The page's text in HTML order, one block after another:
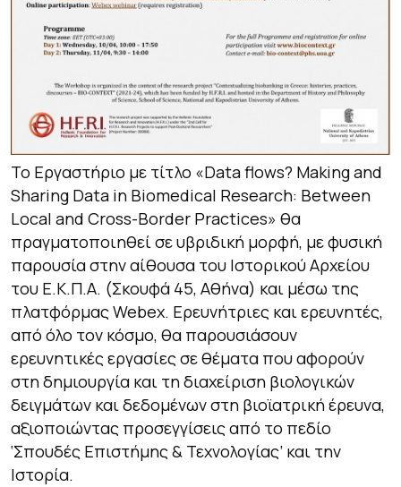
To Εργαστήριο με τίτλο «Data flows? Making and
Sharing Data in Biomedical Research: Between
Local and Cross-Border Practices» θα
πραγματοποιηθεί σε υβριδική μορφή, με φυσική
παρουσία στην αίθουσα του Ιστορικού Αρχείου
του Ε.Κ.Π.Α. (Σκουφά 45, Αθήνα) και μέσω της
πλατφόρμας Webex. Ερευνήτριες και ερευνητές,
από όλο τον κόσμο, θα παρουσιάσουν
ερευνητικές εργασίες σε θέματα που αφορούν
στη δημιουργία και τη διαχείριση βιολογικών
δειγμάτων και δεδομένων στη βιοϊατρική έρευνα,
αξιοποιώντας προσεγγίσεις από το πεδίο
‘Σπουδές Επιστήμης & Τεχνολογίας’ και την
Ιστορία.